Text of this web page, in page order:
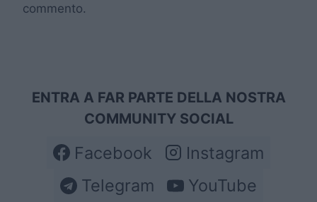
commento.
ENTRA A FAR PARTE DELLA NOSTRA
COMMUNITY SOCIAL
Facebook
Instagram
Telegram
YouTube